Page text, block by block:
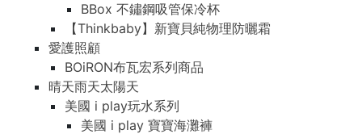
BBox 不鏽鋼吸管保冷杯
【Thinkbaby】新寶貝純物理防曬霜
愛護照顧
BOiRON布瓦宏系列商品
晴天雨天太陽天
美國 i play玩水系列
美國 i play 寶寶海灘褲